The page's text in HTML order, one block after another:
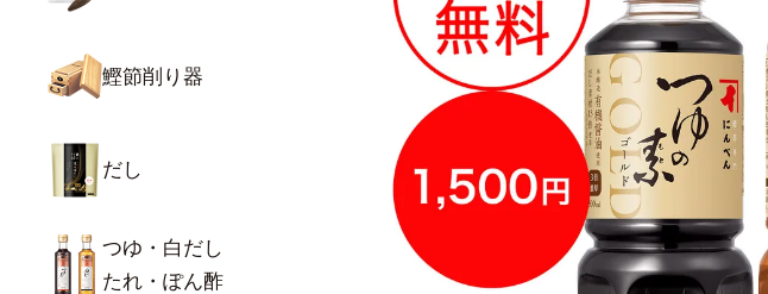
鰹節削り器
だし
つゆ・白だし
たれ・ぽん酢